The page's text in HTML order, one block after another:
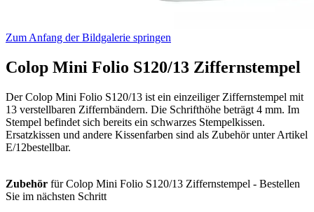
Zum Anfang der Bildgalerie springen
Colop Mini Folio S120/13 Ziffernstempel
Der Colop Mini Folio S120/13 ist ein einzeiliger Ziffernstempel mit
13 verstellbaren Ziffernbändern. Die Schrifthöhe beträgt 4 mm. Im
Stempel befindet sich bereits ein schwarzes Stempelkissen.
Ersatzkissen und andere Kissenfarben sind als Zubehör unter Artikel
E/12bestellbar.
Zubehör für Colop Mini Folio S120/13 Ziffernstempel - Bestellen
Sie im nächsten Schritt